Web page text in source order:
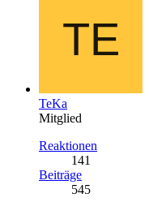
TeKa
Mitglied
Reaktionen
141
Beiträge
545